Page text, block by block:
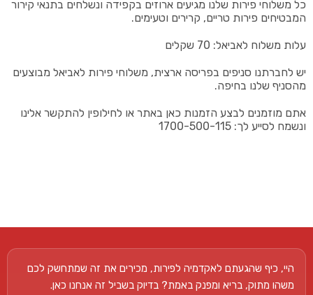
כל משלוחי פירות שלנו מגיעים ארוזים בקפידה ונשלחים בתנאי קירור
המבטיחים פירות טריים, קרירים וטעימים.
עלות משלוח לאביאל: 70 שקלים
יש לחברתנו סניפים בפריסה ארצית, משלוחי פירות לאביאל מבוצעים
מהסניף שלנו בחיפה.
אתם מוזמנים לבצע הזמנות כאן באתר או לחילופין להתקשר אלינו
ונשמח לסייע לך: 1700-500-115
היי, כיף שהגעתם לאקדמיה לפירות, מכירים את זה שמתחשק לכם
משהו מתוק, בריא ומפנק באמת? בדיוק בשביל זה אנחנו כאן.